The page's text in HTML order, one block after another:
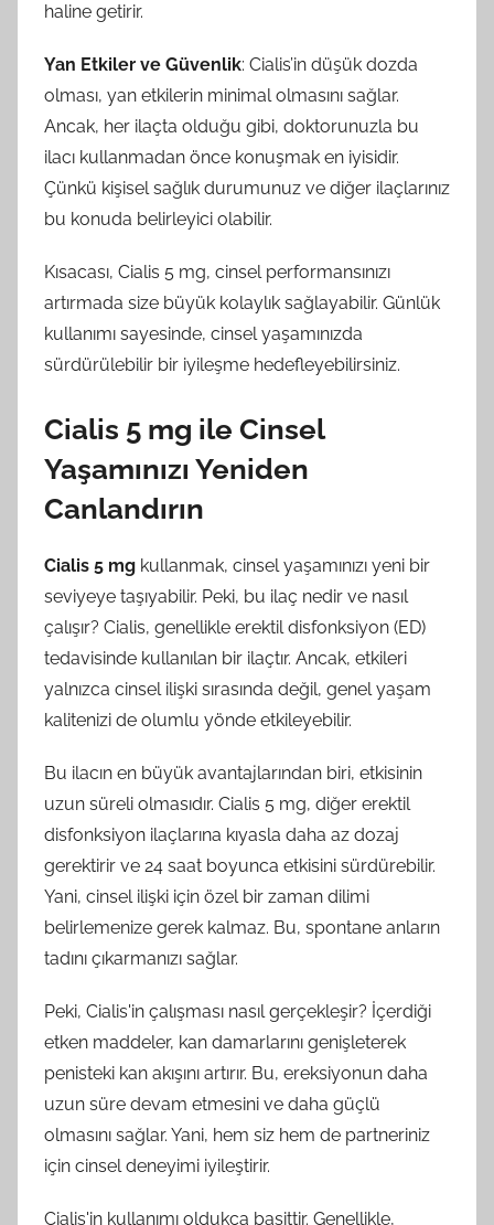
haline getirir.
Yan Etkiler ve Güvenlik: Cialis’in düşük dozda
olması, yan etkilerin minimal olmasını sağlar.
Ancak, her ilaçta olduğu gibi, doktorunuzla bu
ilacı kullanmadan önce konuşmak en iyisidir.
Çünkü kişisel sağlık durumunuz ve diğer ilaçlarınız
bu konuda belirleyici olabilir.
Kısacası, Cialis 5 mg, cinsel performansınızı
artırmada size büyük kolaylık sağlayabilir. Günlük
kullanımı sayesinde, cinsel yaşamınızda
sürdürülebilir bir iyileşme hedefleyebilirsiniz.
Cialis 5 mg ile Cinsel
Yaşamınızı Yeniden
Canlandırın
Cialis 5 mg kullanmak, cinsel yaşamınızı yeni bir
seviyeye taşıyabilir. Peki, bu ilaç nedir ve nasıl
çalışır? Cialis, genellikle erektil disfonksiyon (ED)
tedavisinde kullanılan bir ilaçtır. Ancak, etkileri
yalnızca cinsel ilişki sırasında değil, genel yaşam
kalitenizi de olumlu yönde etkileyebilir.
Bu ilacın en büyük avantajlarından biri, etkisinin
uzun süreli olmasıdır. Cialis 5 mg, diğer erektil
disfonksiyon ilaçlarına kıyasla daha az dozaj
gerektirir ve 24 saat boyunca etkisini sürdürebilir.
Yani, cinsel ilişki için özel bir zaman dilimi
belirlemenize gerek kalmaz. Bu, spontane anların
tadını çıkarmanızı sağlar.
Peki, Cialis'in çalışması nasıl gerçekleşir? İçerdiği
etken maddeler, kan damarlarını genişleterek
penisteki kan akışını artırır. Bu, ereksiyonun daha
uzun süre devam etmesini ve daha güçlü
olmasını sağlar. Yani, hem siz hem de partneriniz
için cinsel deneyimi iyileştirir.
Cialis'in kullanımı oldukça basittir. Genellikle,